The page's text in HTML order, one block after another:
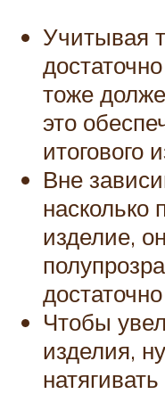
Учитывая
тоже
это
итогового
Вне
насколько
изделие,
Чтобы
изделия,